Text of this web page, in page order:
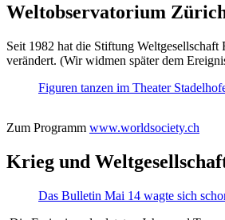
Weltobservatorium
Seit 1982 hat die Stiftung
verändert. (Wir widmen später dem
Figuren tanzen im Theater
Zum Programm www.worldsociety.ch
Krieg und
Das Bulletin Mai 14 wagte sich